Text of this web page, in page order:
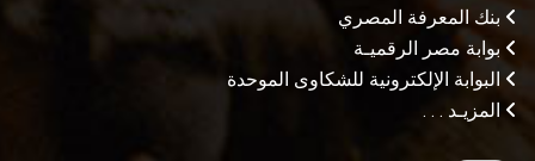
بنك المعرفة المصري
بوابة مصر الرقميـة
البوابة الإلكترونية للشكاوى الموحدة
المزيـد . . .